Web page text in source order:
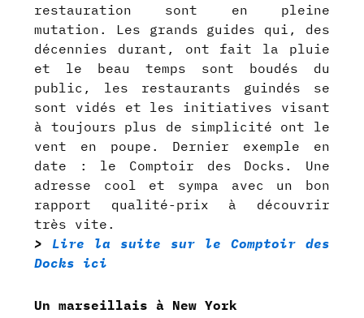
restauration sont en pleine
mutation. Les grands guides qui, des
décennies durant, ont fait la pluie
et le beau temps sont boudés du
public, les restaurants guindés se
sont vidés et les initiatives visant
à toujours plus de simplicité ont le
vent en poupe. Dernier exemple en
date : le Comptoir des Docks. Une
adresse cool et sympa avec un bon
rapport qualité-prix à découvrir
très vite.
>Lire la suite sur le Comptoir des
Docks ici
Un marseillais à New York